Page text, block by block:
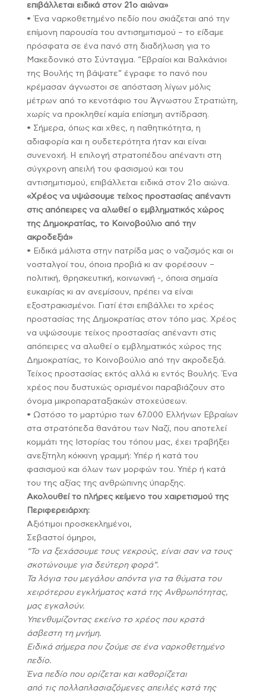
επιβάλλεται ειδικά στον 21ο αιώνα»
• Ένα ναρκοθετημένο πεδίο που σκιάζεται από την
επίμονη παρουσία του αντισημιτισμού – το είδαμε
πρόσφατα σε ένα πανό στη διαδήλωση για το
Μακεδονικό στο Σύνταγμα. “Εβραίοι και Βαλκάνιοι
της Βουλής τη βάψατε” έγραφε το πανό που
κρέμασαν άγνωστοι σε απόσταση λίγων μόλις
μέτρων από το κενοτάφιο του Άγνωστου Στρατιώτη,
χωρίς να προκληθεί καμία επίσημη αντίδραση.
• Σήμερα, όπως και χθες, η παθητικότητα, η
αδιαφορία και η ουδετερότητα ήταν και είναι
συνενοχή. Η επιλογή στρατοπέδου απέναντι στη
σύγχρονη απειλή του φασισμού και του
αντισημιτισμού, επιβάλλεται ειδικά στον 21ο αιώνα.
«Χρέος να υψώσουμε τείχος προστασίας απέναντι
στις απόπειρες να αλωθεί ο εμβληματικός χώρος
της Δημοκρατίας, το Κοινοβούλιο από την
ακροδεξιά»
• Ειδικά μάλιστα στην πατρίδα μας ο ναζισμός και οι
νοσταλγοί του, όποια προβιά κι αν φορέσουν –
πολιτική, θρησκευτική, κοινωνική -, όποια σημαία
ευκαιρίας κι αν ανεμίσουν, πρέπει να είναι
εξοστρακισμένοι. Γιατί έτσι επιβάλλει το χρέος
προστασίας της Δημοκρατίας στον τόπο μας. Χρέος
να υψώσουμε τείχος προστασίας απέναντι στις
απόπειρες να αλωθεί ο εμβληματικός χώρος της
Δημοκρατίας, το Κοινοβούλιο από την ακροδεξιά.
Τείχος προστασίας εκτός αλλά κι εντός Βουλής. Ένα
χρέος που δυστυχώς ορισμένοι παραβιάζουν στο
όνομα μικροπαραταξιακών στοχεύσεων.
• Ωστόσο το μαρτύριο των 67.000 Ελλήνων Εβραίων
στα στρατόπεδα θανάτου των Ναζί, που αποτελεί
κομμάτι της Ιστορίας του τόπου μας, έχει τραβήξει
ανεξίτηλη κόκκινη γραμμή: Υπέρ ή κατά του
φασισμού και όλων των μορφών του. Υπέρ ή κατά
του της αξίας της ανθρώπινης ύπαρξης.
Ακολουθεί το πλήρες κείμενο του χαιρετισμού της
Περιφερειάρχη:
Αξιότιμοι προσκεκλημένοι,
Σεβαστοί όμηροι,
“Το να ξεχάσουμε τους νεκρούς, είναι σαν να τους
σκοτώνουμε για δεύτερη φορά”.
Τα λόγια του μεγάλου απόντα για τα θύματα του
χειρότερου εγκλήματος κατά της Ανθρωπότητας,
μας εγκαλούν.
Υπενθυμίζοντας εκείνο το χρέος που κρατά
άσβεστη τη μνήμη.
Ειδικά σήμερα που ζούμε σε ένα ναρκοθετημένο
πεδίο.
Ένα πεδίο που ορίζεται και καθορίζεται
από τις πολλαπλασιαζόμενες απειλές κατά της